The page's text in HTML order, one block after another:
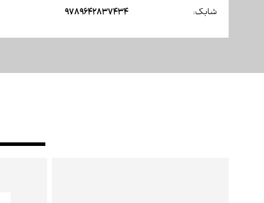
شابک: 9789642837434